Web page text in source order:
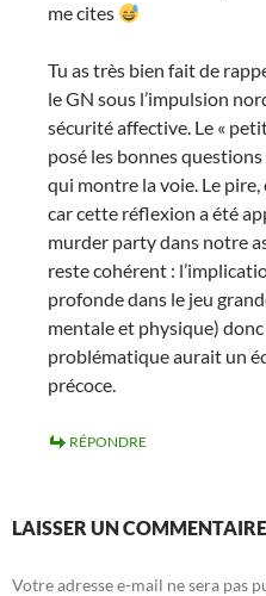
me cites
Tu as très bien fait de
le GN sous l’impulsion
sécurité affective. Le «
posé les bonnes
qui montre la voie. Le pire,
car cette réflexion a été
murder party dans notre
reste cohérent :
profonde dans le jeu
mentale et physique)
problématique aurait un
précoce.
RÉPONDRE
LAISSER UN COMMENTAIRE
Votre adresse e-mail ne sera pas